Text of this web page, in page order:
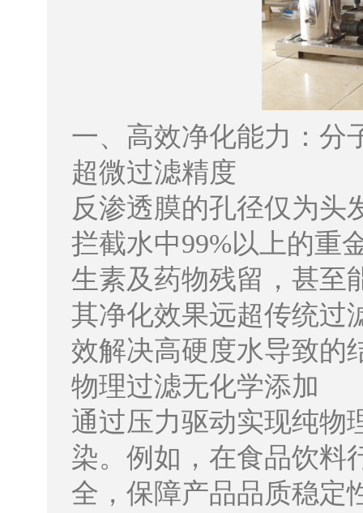
一、高效净化能力：分
超微过滤精度
反渗透膜的孔径仅为头
拦截水中99%以上的重
生素及药物残留，甚至
其净化效果远超传统过
效解决高硬度水导致的
物理过滤无化学添加
通过压力驱动实现纯物
染。例如，在食品饮料
全，保障产品品质稳定